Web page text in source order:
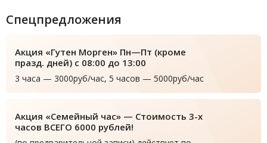
Спецпредложения
Акция «Гутен Морген» Пн—Пт (кроме
празд. дней) с 08:00 до 13:00
3 часа — 3000руб/час, 5 часов — 5000руб/час
Акция «Семейный час» — Стоимость 3-х
часов ВСЕГО 6000 рублей!